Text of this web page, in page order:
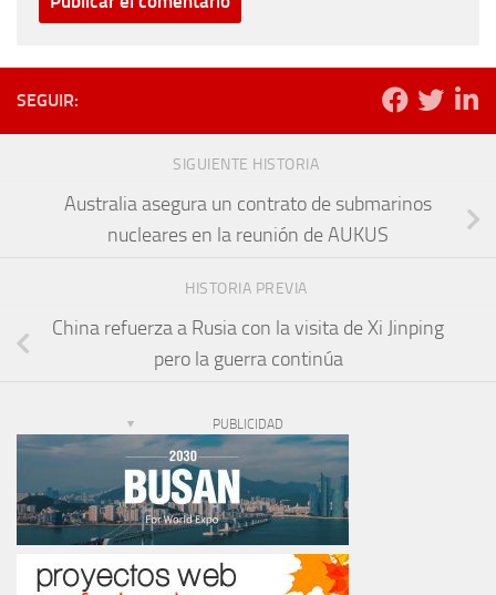
SEGUIR:
SIGUIENTE HISTORIA
Australia asegura un contrato de submarinos
nucleares en la reunión de AUKUS
HISTORIA PREVIA
China refuerza a Rusia con la visita de Xi Jinping
pero la guerra continúa
PUBLICIDAD